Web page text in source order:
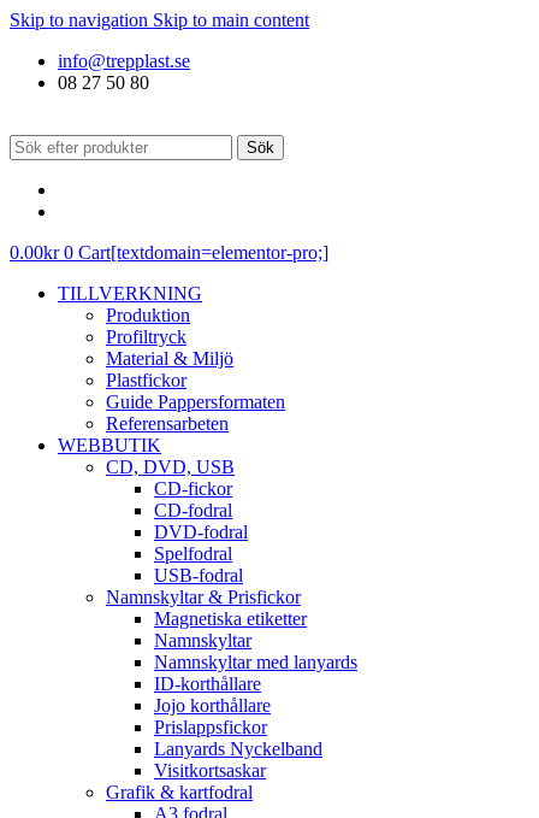
Skip to navigation Skip to main content
info@trepplast.se
08 27 50 80
Sök
0.00kr 0 Cart[textdomain=elementor-pro;]
TILLVERKNING
Produktion
Profiltryck
Material & Miljö
Plastfickor
Guide Pappersformaten
Referensarbeten
WEBBUTIK
CD, DVD, USB
CD-fickor
CD-fodral
DVD-fodral
Spelfodral
USB-fodral
Namnskyltar & Prisfickor
Magnetiska etiketter
Namnskyltar
Namnskyltar med lanyards
ID-korthållare
Jojo korthållare
Prislappsfickor
Lanyards Nyckelband
Visitkortsaskar
Grafik & kartfodral
A3 fodral